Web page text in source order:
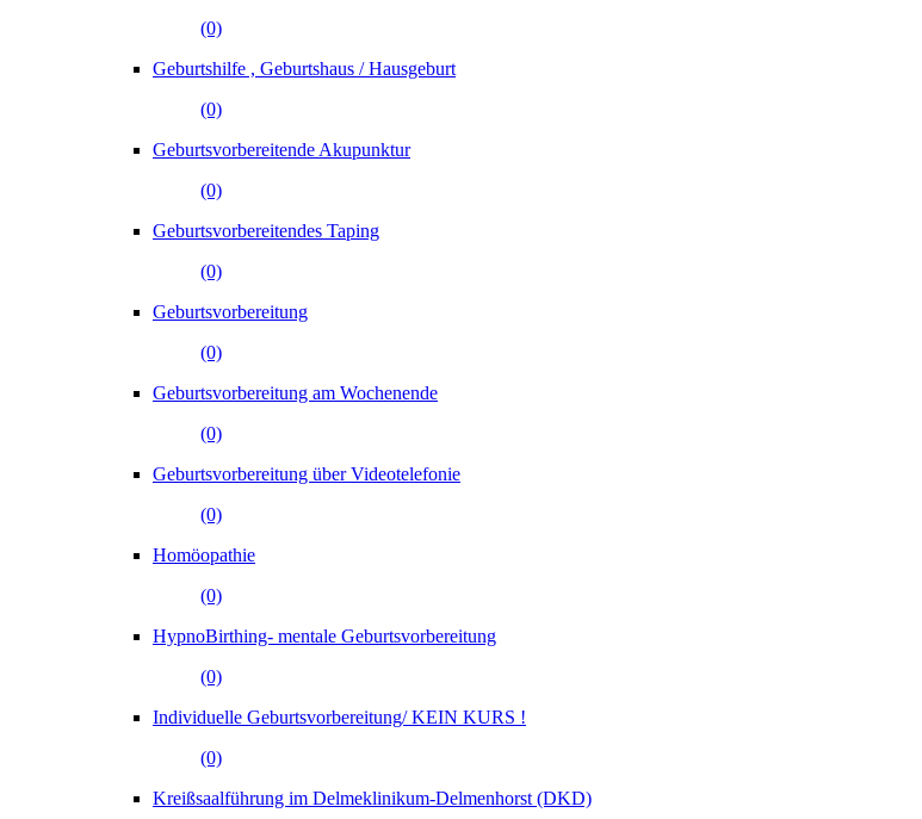
(0)
Geburtshilfe , Geburtshaus / Hausgeburt
(0)
Geburtsvorbereitende Akupunktur
(0)
Geburtsvorbereitendes Taping
(0)
Geburtsvorbereitung
(0)
Geburtsvorbereitung am Wochenende
(0)
Geburtsvorbereitung über Videotelefonie
(0)
Homöopathie
(0)
HypnoBirthing- mentale Geburtsvorbereitung
(0)
Individuelle Geburtsvorbereitung/ KEIN KURS !
(0)
Kreißsaalführung im Delmeklinikum-Delmenhorst (DKD)